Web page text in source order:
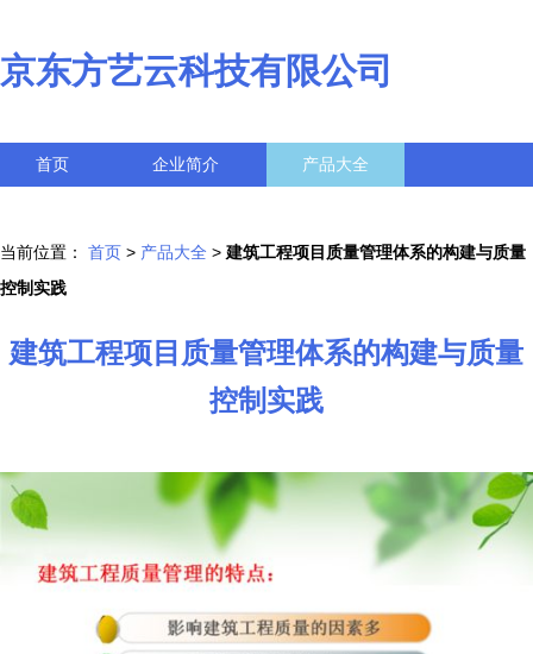
京东方艺云科技有限公司
首页 企业简介 产品大全
当前位置： 首页 > 产品大全 > 建筑工程项目质量管理体系的构建与质量
控制实践
建筑工程项目质量管理体系的构建与质量
控制实践